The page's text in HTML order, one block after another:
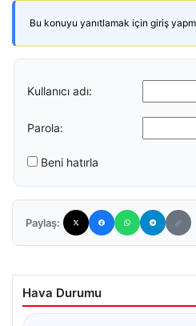
Bu konuyu yanıtlamak için giriş
Kullanıcı adı:
Parola:
Beni hatırla
Paylaş:
Hava Durumu